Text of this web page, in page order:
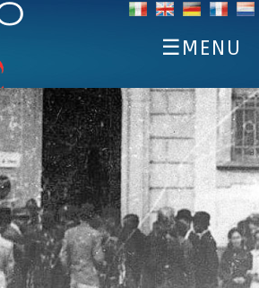
☰MENU
STARTSEITE
ENTDECKEN
SPORTS
ESSEN UND TRINKEN
EVENTS
UNTERKÜNFTE